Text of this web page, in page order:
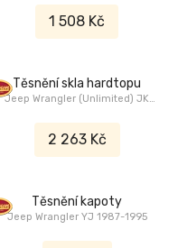
1 508 Kč
Těsnění skla hardtopu
Jeep Wrangler (Unlimited) JK
2 263 Kč
Těsnění kapoty
Jeep Wrangler YJ 1987-1995